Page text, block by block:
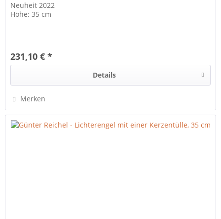
Neuheit 2022
Höhe: 35 cm
231,10 € *
Details
Merken